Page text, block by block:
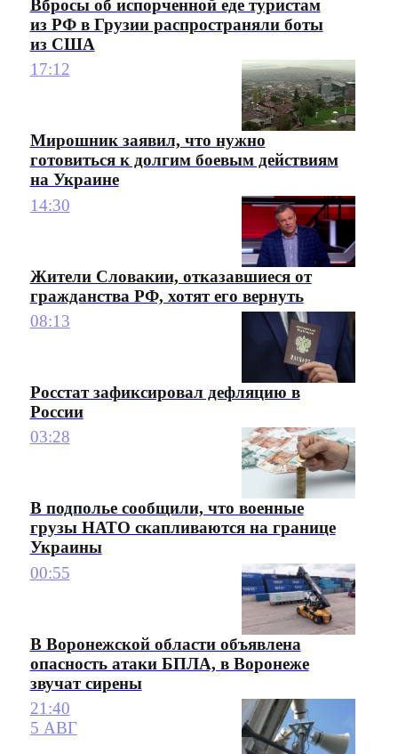
Вбросы об испорченной еде туристам
из РФ в Грузии распространяли боты
из США
17:12
Мирошник заявил, что нужно
готовиться к долгим боевым действиям
на Украине
14:30
Жители Словакии, отказавшиеся от
гражданства РФ, хотят его вернуть
08:13
Росстат зафиксировал дефляцию в
России
03:28
В подполье сообщили, что военные
грузы НАТО скапливаются на границе
Украины
00:55
В Воронежской области объявлена
опасность атаки БПЛА, в Воронеже
звучат сирены
21:40
5 АВГ